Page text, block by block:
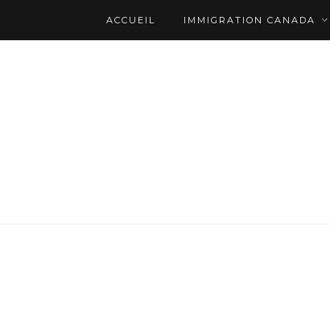
ACCUEIL IMMIGRATION CANADA